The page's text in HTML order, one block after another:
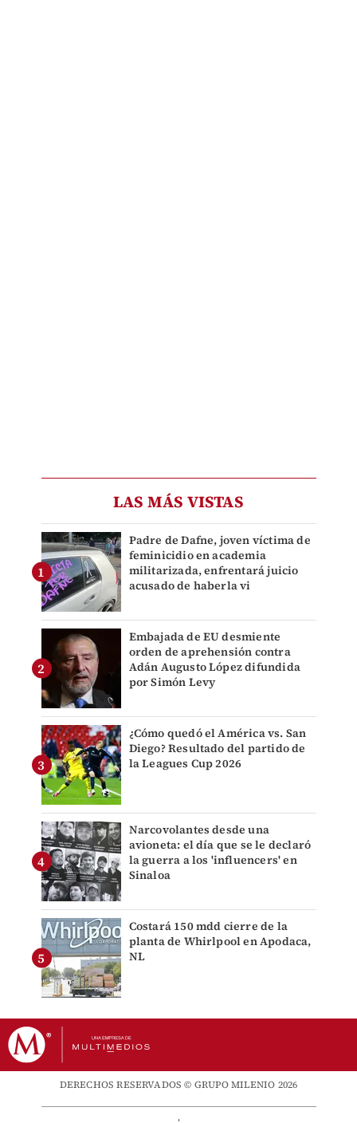
LAS MÁS VISTAS
Padre de Dafne, joven víctima de
feminicidio en academia
militarizada, enfrentará juicio
acusado de haberla vi
Embajada de EU desmiente
orden de aprehensión contra
Adán Augusto López difundida
por Simón Levy
¿Cómo quedó el América vs. San
Diego? Resultado del partido de
la Leagues Cup 2026
Narcovolantes desde una
avioneta: el día que se le declaró
la guerra a los 'influencers' en
Sinaloa
Costará 150 mdd cierre de la
planta de Whirlpool en Apodaca,
NL
DERECHOS RESERVADOS © GRUPO MILENIO 2026